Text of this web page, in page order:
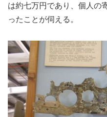
は約七万円であり、個人の
ったことが伺える。